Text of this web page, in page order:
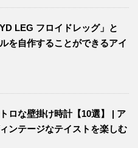
LEG フロイドレッグ」と
を自作することができるアイ
ロな壁掛け時計【10選】 | ア
ンテージなテイストを楽しむ